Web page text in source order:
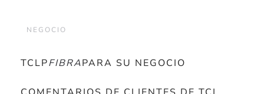
NEGOCIO
TCLPFIBRAPARA SU NEGOCIO